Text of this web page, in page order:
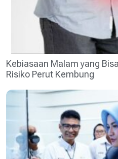
Kebiasaan Malam yang
Risiko Perut Kembung